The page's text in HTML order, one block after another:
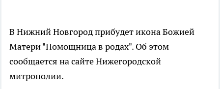
В Нижний Новгород прибудет икона Божией
Матери "Помощница в родах". Об этом
сообщается на сайте Нижегородской
митрополии.